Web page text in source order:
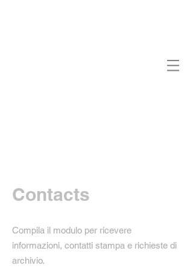
Contacts
Compila il modulo per ricevere
informazioni, contatti stampa e richieste di
archivio.